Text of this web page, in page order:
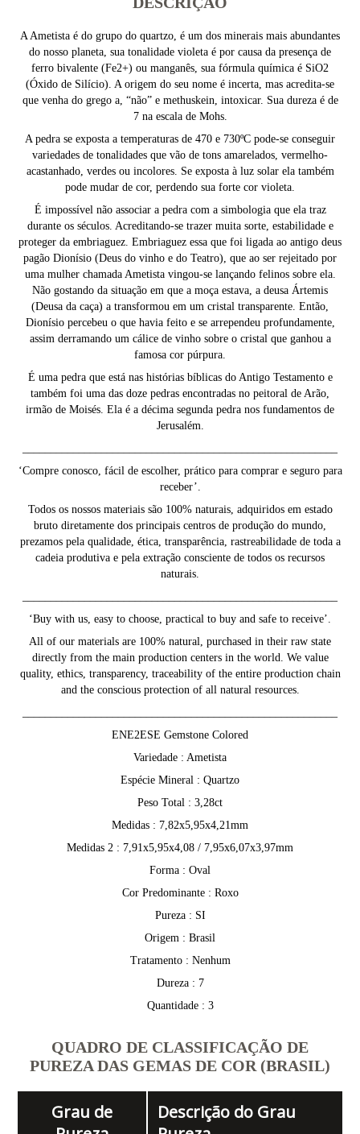
A Ametista é do grupo do quartzo, é um dos minerais mais abundantes
do nosso planeta, sua tonalidade violeta é por causa da presença de
ferro bivalente (Fe2+) ou manganês, sua fórmula química é SiO2
(Óxido de Silício). A origem do seu nome é incerta, mas acredita-se
que venha do grego a, “não” e methuskein, intoxicar. Sua dureza é de
7 na escala de Mohs.
A pedra se exposta a temperaturas de 470 e 730ºC pode-se conseguir
variedades de tonalidades que vão de tons amarelados, vermelho-
acastanhado, verdes ou incolores. Se exposta à luz solar ela também
pode mudar de cor, perdendo sua forte cor violeta.
É impossível não associar a pedra com a simbologia que ela traz
durante os séculos. Acreditando-se trazer muita sorte, estabilidade e
proteger da embriaguez. Embriaguez essa que foi ligada ao antigo deus
pagão Dionísio (Deus do vinho e do Teatro), que ao ser rejeitado por
uma mulher chamada Ametista vingou-se lançando felinos sobre ela.
Não gostando da situação em que a moça estava, a deusa Ártemis
(Deusa da caça) a transformou em um cristal transparente. Então,
Dionísio percebeu o que havia feito e se arrependeu profundamente,
assim derramando um cálice de vinho sobre o cristal que ganhou a
famosa cor púrpura.
É uma pedra que está nas histórias bíblicas do Antigo Testamento e
também foi uma das doze pedras encontradas no peitoral de Arão,
irmão de Moisés. Ela é a décima segunda pedra nos fundamentos de
Jerusalém.
‘Compre conosco, fácil de escolher, prático para comprar e seguro para
receber’.
Todos os nossos materiais são 100% naturais, adquiridos em estado
bruto diretamente dos principais centros de produção do mundo,
prezamos pela qualidade, ética, transparência, rastreabilidade de toda a
cadeia produtiva e pela extração consciente de todos os recursos
naturais.
‘Buy with us, easy to choose, practical to buy and safe to receive’.
All of our materials are 100% natural, purchased in their raw state
directly from the main production centers in the world. We value
quality, ethics, transparency, traceability of the entire production chain
and the conscious protection of all natural resources.
ENE2ESE Gemstone Colored
Variedade : Ametista
Espécie Mineral : Quartzo
Peso Total : 3,28ct
Medidas : 7,82x5,95x4,21mm
Medidas 2 : 7,91x5,95x4,08 / 7,95x6,07x3,97mm
Forma : Oval
Cor Predominante : Roxo
Pureza : SI
Origem : Brasil
Tratamento : Nenhum
Dureza : 7
Quantidade : 3
QUADRO DE CLASSIFICAÇÃO DE
PUREZA DAS GEMAS DE COR (BRASIL)
Grau de
Descrição do Grau